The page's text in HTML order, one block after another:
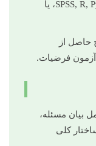
نرم‌افزارهایی مانند SPSS, R, Python, MAXQDA، یا
حاصل از
فرضیات.
بیان مسئله،
کلی